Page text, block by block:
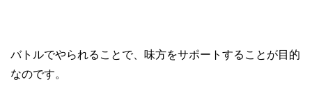
バトルでやられることで、味方をサポートすることが目的
なのです。